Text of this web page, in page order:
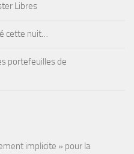
Libres
cette nuit…
portefeuilles de
implicite » pour la